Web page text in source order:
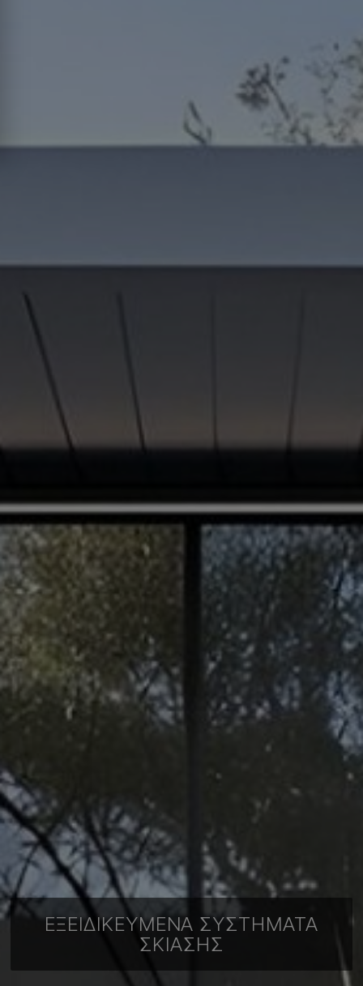
ΕΞΕΙΔΙΚΕΥΜΈΝΑ ΣΥΣΤΉΜΑΤΑ
ΣΚΊΑΣΗΣ